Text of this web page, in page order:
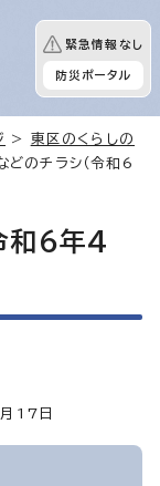
緊急情報なし
防災ポータル
>
東区のくらしの
のチラシ（令和6
和6年4
17日